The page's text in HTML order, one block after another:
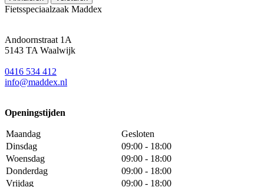
Fietsspeciaalzaak Maddex
Andoornstraat 1A
5143 TA Waalwijk
0416 534 412
info@maddex.nl
Openingstijden
Maandag
Gesloten
Dinsdag
09:00 - 18:00
Woensdag
09:00 - 18:00
Donderdag
09:00 - 18:00
Vrijdag
09:00 - 18:00